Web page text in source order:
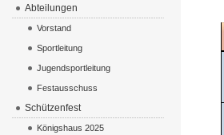
Abteilungen
Vorstand
Sportleitung
Jugendsportleitung
Festausschuss
Schützenfest
Königshaus 2025